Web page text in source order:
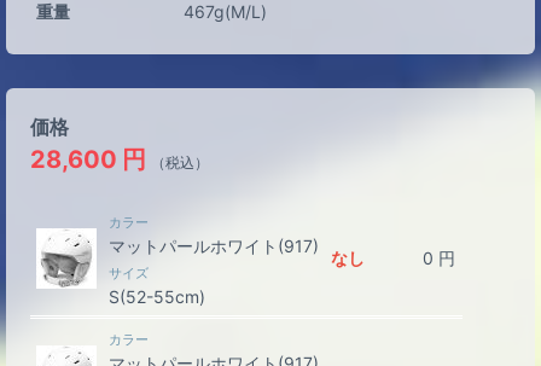
重量
467g(M/L)
価格
28,600 円 （税込）
カラー
マットパールホワイト(917)
サイズ
S(52-55cm)
なし 0 円
カラー